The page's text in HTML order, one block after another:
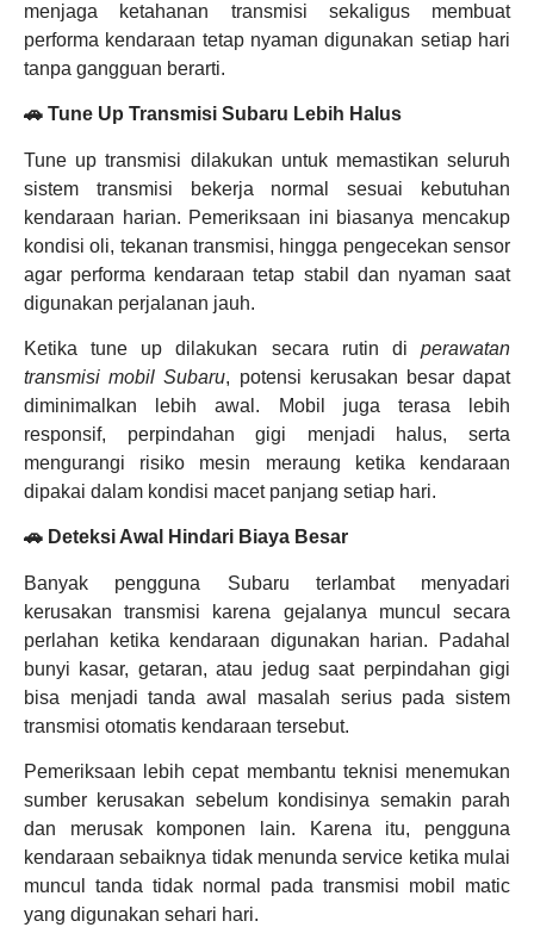
menjaga ketahanan transmisi sekaligus membuat
performa kendaraan tetap nyaman digunakan setiap hari
tanpa gangguan berarti.
🚗 Tune Up Transmisi Subaru Lebih Halus
Tune up transmisi dilakukan untuk memastikan seluruh
sistem transmisi bekerja normal sesuai kebutuhan
kendaraan harian. Pemeriksaan ini biasanya mencakup
kondisi oli, tekanan transmisi, hingga pengecekan sensor
agar performa kendaraan tetap stabil dan nyaman saat
digunakan perjalanan jauh.
Ketika tune up dilakukan secara rutin di perawatan
transmisi mobil Subaru, potensi kerusakan besar dapat
diminimalkan lebih awal. Mobil juga terasa lebih
responsif, perpindahan gigi menjadi halus, serta
mengurangi risiko mesin meraung ketika kendaraan
dipakai dalam kondisi macet panjang setiap hari.
🚗 Deteksi Awal Hindari Biaya Besar
Banyak pengguna Subaru terlambat menyadari
kerusakan transmisi karena gejalanya muncul secara
perlahan ketika kendaraan digunakan harian. Padahal
bunyi kasar, getaran, atau jedug saat perpindahan gigi
bisa menjadi tanda awal masalah serius pada sistem
transmisi otomatis kendaraan tersebut.
Pemeriksaan lebih cepat membantu teknisi menemukan
sumber kerusakan sebelum kondisinya semakin parah
dan merusak komponen lain. Karena itu, pengguna
kendaraan sebaiknya tidak menunda service ketika mulai
muncul tanda tidak normal pada transmisi mobil matic
yang digunakan sehari hari.